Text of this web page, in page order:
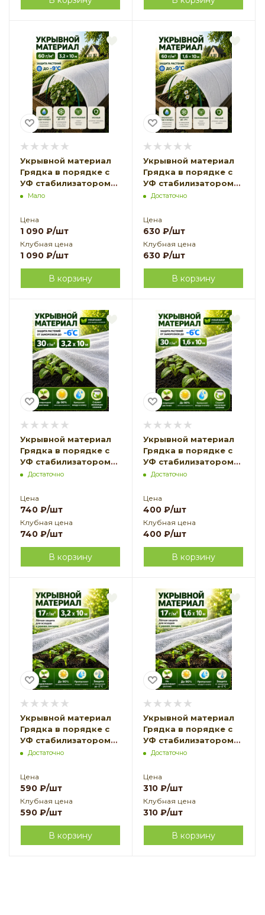
Укрывной материал
Грядка в порядке с
УФ стабилизатором
белый 60 г/м2, 3,2 х 10
Земледелие
Мало
Цена
1 090 ₽/шт
Клубная цена
1 090 ₽/шт
В корзину
Укрывной материал
Грядка в порядке с
УФ стабилизатором
белый 60 г/м2, 1,6 х 10
Земледелие
Достаточно
Цена
630 ₽/шт
Клубная цена
630 ₽/шт
В корзину
Укрывной материал
Грядка в порядке с
УФ стабилизатором
белый 30 г/м2, 3,2 х 10
Земледелие
Достаточно
Цена
740 ₽/шт
Клубная цена
740 ₽/шт
В корзину
Укрывной материал
Грядка в порядке с
УФ стабилизатором
белый 30 г/м2, 1,6 х 10
Земледелие
Достаточно
Цена
400 ₽/шт
Клубная цена
400 ₽/шт
В корзину
Укрывной материал
Грядка в порядке с
УФ стабилизатором
белый 17 г/м2, 3,2 х 10
Земледелие
Достаточно
Цена
590 ₽/шт
Клубная цена
590 ₽/шт
В корзину
Укрывной материал
Грядка в порядке с
УФ стабилизатором
белый 17 г/м2, 1,6 х 10
Земледелие
Достаточно
Цена
310 ₽/шт
Клубная цена
310 ₽/шт
В корзину